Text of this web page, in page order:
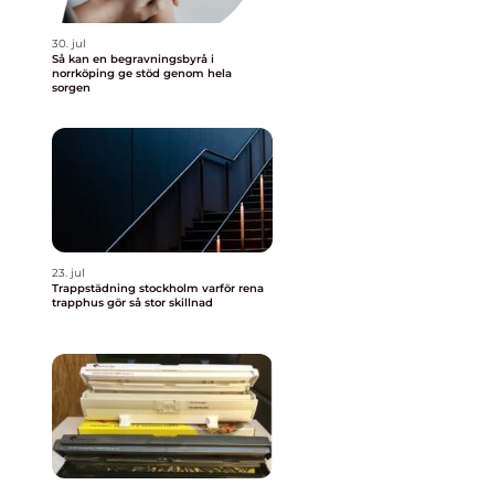
30. jul
Så kan en begravningsbyrå i
norrköping ge stöd genom hela
sorgen
23. jul
Trappstädning stockholm varför rena
trapphus gör så stor skillnad